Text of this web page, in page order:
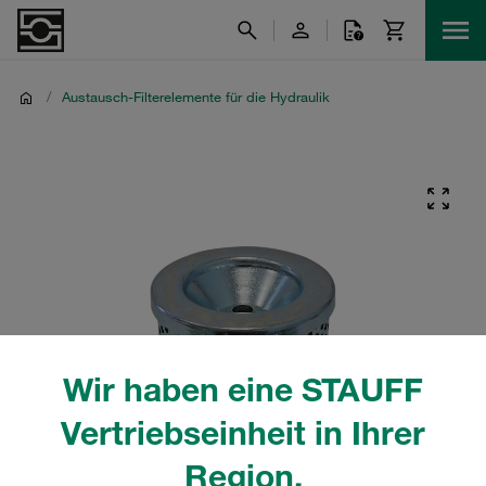
Wir haben eine STAUFF
Vertriebseinheit in Ihrer
Region.
/ Austausch-Filterelemente für die Hydraulik